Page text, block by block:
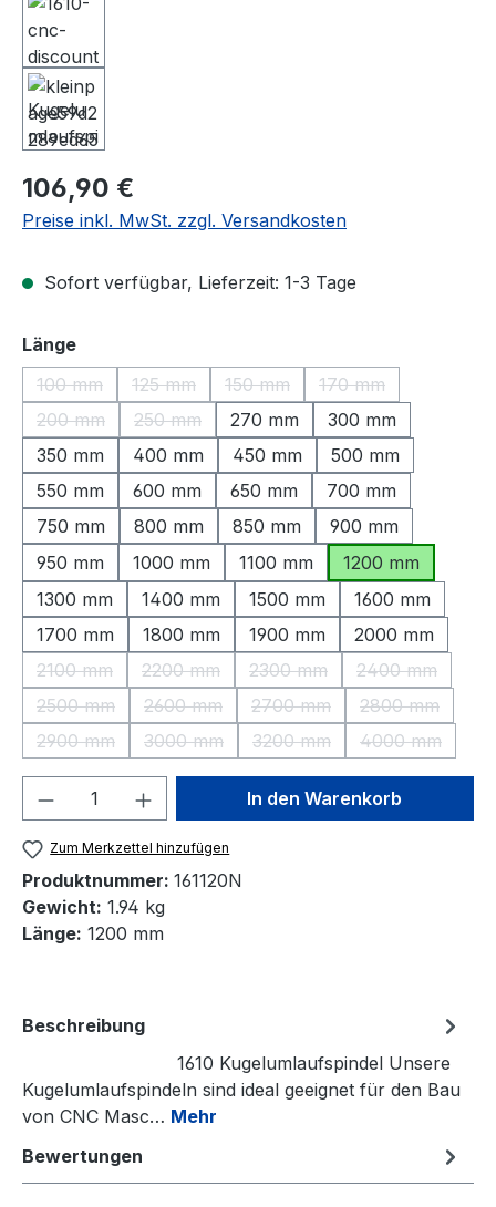
Regulärer Preis:
106,90 €
Preise inkl. MwSt. zzgl. Versandkosten
Sofort verfügbar, Lieferzeit: 1-3 Tage
Längeauswählen
100 mm
(Diese Option ist zurzeit nicht verfügbar.)
125 mm
(Diese Option ist zurzeit nicht verfügbar.)
150 mm
(Diese Option ist zurzeit nicht
170 mm
(Diese Option ist
200 mm
(Diese Option ist zurzeit nicht verfügbar.)
250 mm
(Diese Option ist zurzeit nicht verfügbar.)
270 mm
300 mm
350 mm
400 mm 450 mm
500 mm
550 mm
600 mm 650 mm
700 mm
750 mm
800 mm 850 mm
900 mm
950 mm
1000 mm 1100 mm
1200 mm
1300 mm
1400 mm 1500 mm
1600 mm
1700 mm
1800 mm 1900 mm
2000 mm
2100 mm
(Diese Option ist zurzeit nicht verfügbar.)
2200 mm
(Diese Option ist zurzeit nicht verfügbar.)
2300 mm
(Diese Option ist zurzeit
2400 mm
(Diese
2500 mm
(Diese Option ist zurzeit nicht verfügbar.)
2600 mm
(Diese Option ist zurzeit nicht verfügbar.)
2700 mm
(Diese Option ist zurzeit
2800 mm
(Diese
2900 mm
(Diese Option ist zurzeit nicht verfügbar.)
3000 mm
(Diese Option ist zurzeit nicht verfügbar.)
3200 mm
(Diese Option ist zurzeit
4000 mm
(Diese
Produkt Anzahl: Gib denIn den Warenkorb
Zum Merkzettel hinzufügen
Produktnummer: 161120N
Gewicht: 1.94 kg
Länge: 1200 mm
Beschreibung
1610 Kugelumlaufspindel Unsere
Kugelumlaufspindeln sind ideal geeignet für den Bau
von CNC Masc… Mehr
Bewertungen